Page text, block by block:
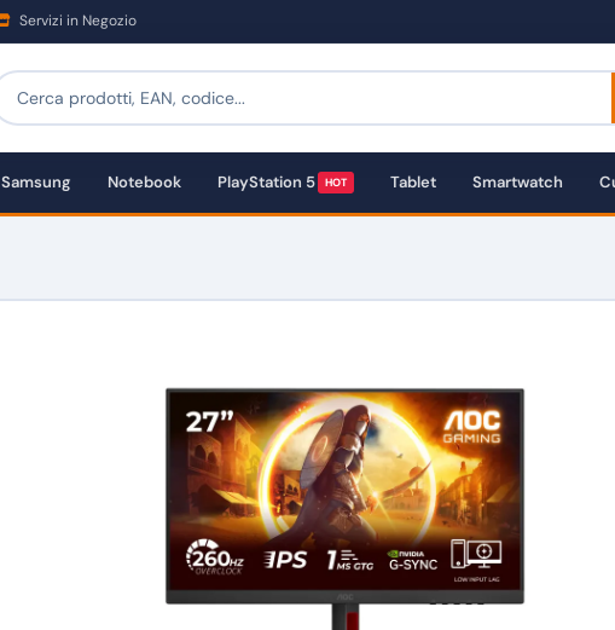
Servizi in Negozio
Samsung Notebook PlayStation 5 HOT Tablet Smartwatch